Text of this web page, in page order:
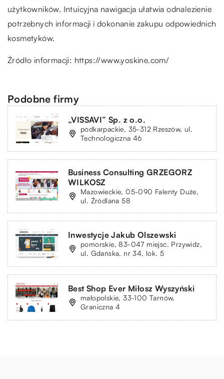
użytkowników. Intuicyjna nawigacja ułatwia odnalezienie
potrzebnych informacji i dokonanie zakupu odpowiednich
kosmetyków.
Źródło informacji: https://www.yoskine.com/
Podobne firmy
„VISSAVI” Sp. z o.o.
podkarpackie, 35-312 Rzeszów, ul.
Technologiczna 46
Business Consulting GRZEGORZ
WILKOSZ
Mazowieckie, 05-090 Falenty Duże,
ul. Źródlana 58
Inwestycje Jakub Olszewski
pomorskie, 83-047 miejsc. Przywidz,
ul. Gdańska, nr 34, lok. 5
Best Shop Ever Miłosz Wyszyński
małopolskie, 33-100 Tarnów,
Graniczna 4